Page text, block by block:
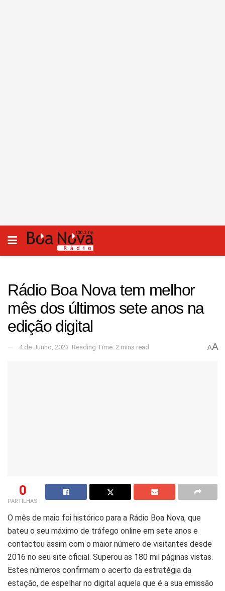
Rádio Boa Nova tem melhor
mês dos últimos sete anos na
edição digital
4 de Junho, 2023 Reading Time: 2 mins read AA
0
PARTILHAS
O mês de maio foi histórico para a Rádio Boa Nova, que
bateu o seu máximo de tráfego online em sete anos e
contactou assim com o maior número de visitantes desde
2016 no seu site oficial. Superou as 180 mil páginas vistas.
Estes números confirmam o acerto da estratégia da
estação, de espelhar no digital aquela que é a sua emissão